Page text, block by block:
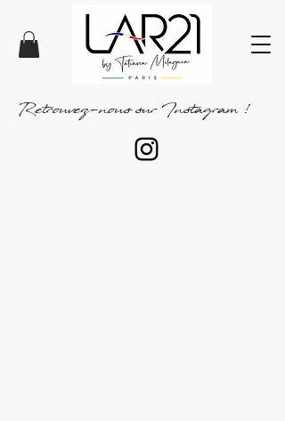
Retrouvez-nous sur Instagram !